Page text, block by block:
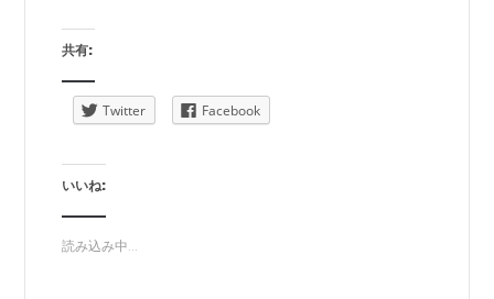
共有:
Twitter Facebook
いいね:
読み込み中...